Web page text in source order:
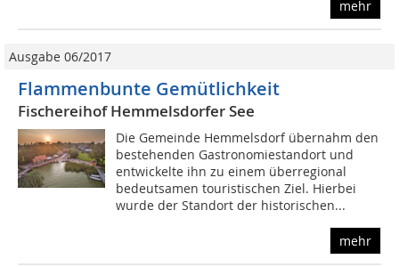
mehr
Ausgabe 06/2017
Flammenbunte Gemütlichkeit
Fischereihof Hemmelsdorfer See
Die Gemeinde Hemmelsdorf übernahm den
bestehenden Gastronomiestandort und
entwickelte ihn zu einem überregional
bedeutsamen touristischen Ziel. Hierbei
wurde der Standort der historischen...
mehr